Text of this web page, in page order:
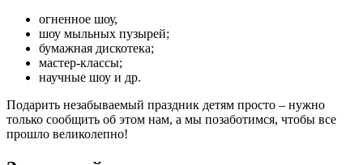
огненное шоу,
шоу мыльных пузырей;
бумажная дискотека;
мастер-классы;
научные шоу и др.
Подарить незабываемый праздник детям просто – нужно
только сообщить об этом нам, а мы позаботимся, чтобы все
прошло великолепно!